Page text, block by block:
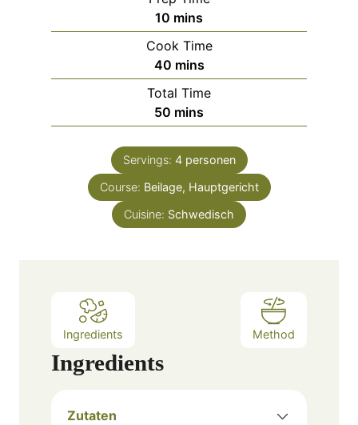
10 m
i
n
u
t
e
s
mins
Cook Time
40m
i
n
u
e
mins
Total Time
50 m
i
n
u
t
e
s
mins
Servings: 4 personen
Course: Beilage, Hauptgericht
Cuisine: Schwedisch
Ingredients Method
Ingredients
Zutaten